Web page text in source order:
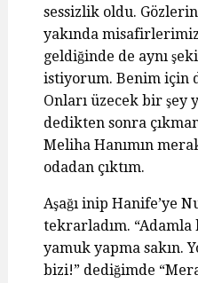
sessizlik oldu.
yakında
geldiğinde de aynı
istiyorum. Benim için
Onları üzecek bir şey
dedikten sonra
Meliha Hanımın
odadan çıktım.
Aşağı inip Hanife’ye
tekrarladım.
yamuk yapma sakın.
bizi!” dediğimde